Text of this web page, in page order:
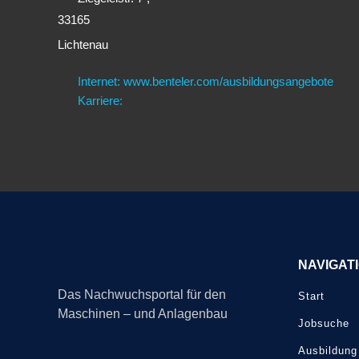
33165
Lichtenau
Internet: www.benteler.com/ausbildungsangebote
Karriere:
Das Nachwuchsportal für den
Maschinen – und Anlagenbau
Start
Jobsuche
Ausbildung